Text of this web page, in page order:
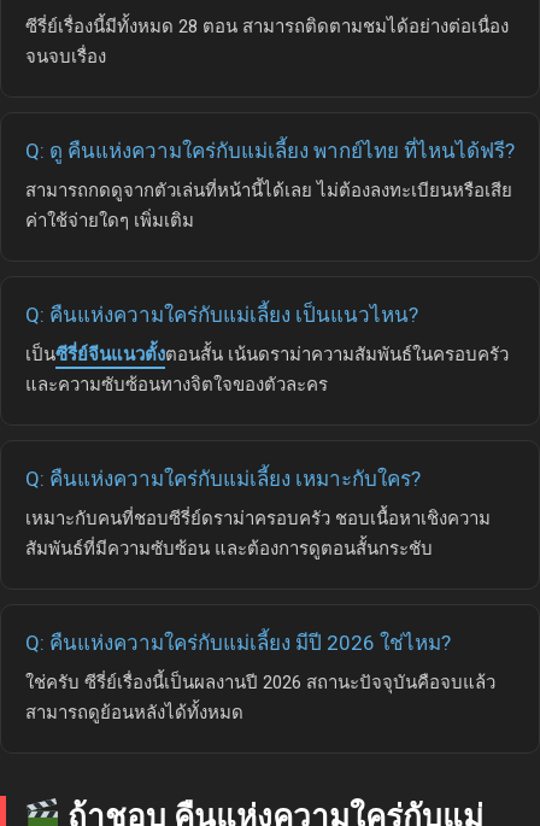
ซีรี่ย์เรื่องนี้มีทั้งหมด 28 ตอน สามารถติดตามชมได้อย่างต่อเนื่อง
จนจบเรื่อง
Q: ดู คืนแห่งความใคร่กับแม่เลี้ยง พากย์ไทย ที่ไหนได้ฟรี?
สามารถกดดูจากตัวเล่นที่หน้านี้ได้เลย ไม่ต้องลงทะเบียนหรือเสีย
ค่าใช้จ่ายใดๆ เพิ่มเติม
Q: คืนแห่งความใคร่กับแม่เลี้ยง เป็นแนวไหน?
เป็นซีรี่ย์จีนแนวตั้งตอนสั้น เน้นดราม่าความสัมพันธ์ในครอบครัว
และความซับซ้อนทางจิตใจของตัวละคร
Q: คืนแห่งความใคร่กับแม่เลี้ยง เหมาะกับใคร?
เหมาะกับคนที่ชอบซีรี่ย์ดราม่าครอบครัว ชอบเนื้อหาเชิงความ
สัมพันธ์ที่มีความซับซ้อน และต้องการดูตอนสั้นกระชับ
Q: คืนแห่งความใคร่กับแม่เลี้ยง มีปี 2026 ใช่ไหม?
ใช่ครับ ซีรี่ย์เรื่องนี้เป็นผลงานปี 2026 สถานะปัจจุบันคือจบแล้ว
สามารถดูย้อนหลังได้ทั้งหมด
ถ้าชอบ คืนแห่งความใคร่กับแม่